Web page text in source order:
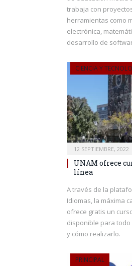
trabaja con
herramientas como
electrónica,
desarrollo de
CIENCIA Y
12 SEPTIEMBRE, 2022
UNAM ofrece
línea
A través de la
Idiomas, la máxima
ofrece gratis un
disponible para
y cómo realizarlo.
PRINCIPAL